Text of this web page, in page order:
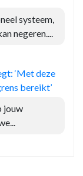
systeem,
negeren....
‘Met deze
bereikt’
jouw